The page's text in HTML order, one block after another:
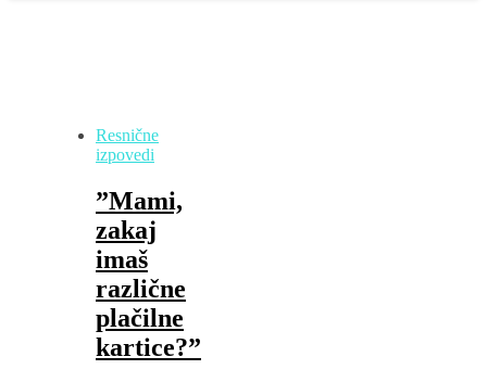
Resnične
izpovedi
”Mami,
zakaj
imaš
različne
plačilne
kartice?”